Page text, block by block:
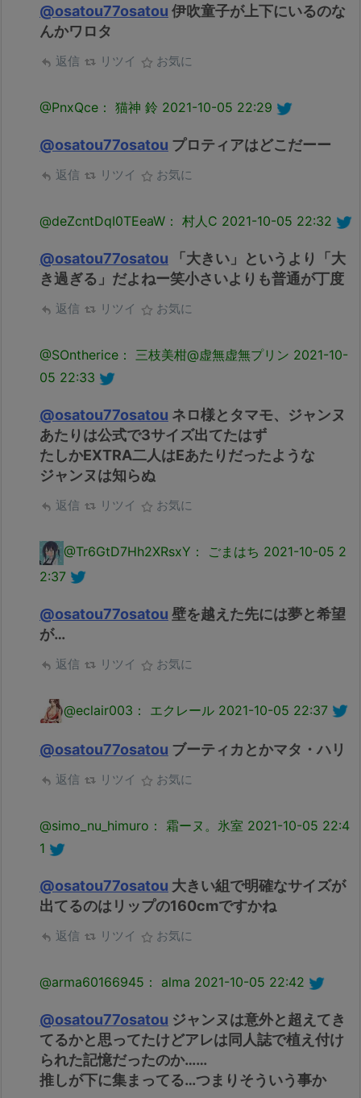
@osatou77osatou 伊吹童子が上下にいるのな
んかワロタ
返信 リツイ お気に
@PnxQce： 猫神 鈴 2021-10-05 22:29
@osatou77osatou プロティアはどこだーー
返信 リツイ お気に
@deZcntDqI0TEeaW： 村人C 2021-10-05 22:32
@osatou77osatou 「大きい」というより「大
き過ぎる」だよねー笑小さいよりも普通が丁度
返信 リツイ お気に
@SOntherice： 三枝美柑@虚無虚無プリン 2021-10-
05 22:33
@osatou77osatou ネロ様とタマモ、ジャンヌ
あたりは公式で3サイズ出てたはず
たしかEXTRA二人はEあたりだったような
ジャンヌは知らぬ
返信 リツイ お気に
@Tr6GtD7Hh2XRsxY： ごまはち 2021-10-05 2
2:37
@osatou77osatou 壁を越えた先には夢と希望
が…
返信 リツイ お気に
@eclair003： エクレール 2021-10-05 22:37
@osatou77osatou ブーティカとかマタ・ハリ
返信 リツイ お気に
@simo_nu_himuro： 霜ーヌ。氷室 2021-10-05 22:4
1
@osatou77osatou 大きい組で明確なサイズが
出てるのはリップの160cmですかね
返信 リツイ お気に
@arma60166945： alma 2021-10-05 22:42
@osatou77osatou ジャンヌは意外と超えてき
てるかと思ってたけどアレは同人誌で植え付け
られた記憶だったのか……
推しが下に集まってる…つまりそういう事か